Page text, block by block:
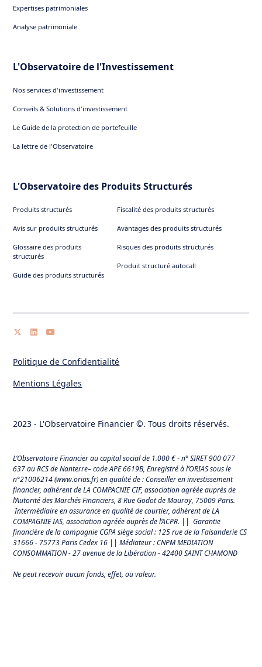
Expertises patrimoniales
Analyse patrimoniale
L'Observatoire de l'Investissement
Nos services d'investissement
Conseils & Solutions d'investissement
Le Guide de la protection de portefeuille
La lettre de l'Observatoire
L'Observatoire des Produits Structurés
Produits structurés
Avis sur produits structurés
Glossaire des produits
structurés
Guide des produits structurés
Fiscalité des produits structurés
Avantages des produits structurés
Risques des produits structurés
Produit structuré autocall
2023 - L'Observatoire Financier ©. Tous droits réservés.
Politique de Confidentialité
Mentions Légales
L’Observatoire Financier au capital social de 1.000 € - n° SIRET 900 077
637 au RCS de Nanterre– code APE 6619B, Enregistré à l’ORIAS sous le
n°21006214 (www.orias.fr) en qualité de : Conseiller en investissement
financier, adhérent de LA COMPACNIE CIF, association agréée auprès de
l’Autorité des Marchés Financiers, 8 Rue Godot de Mauroy, 75009 Paris.
Intermédiaire en assurance en qualité de courtier, adhérent de LA
COMPAGNIE IAS, association agréée auprès de l’ACPR. || Garantie
financière de la compagnie CGPA siège social : 125 rue de la Faisanderie CS
31666 - 75773 Paris Cedex 16 || Médiateur : CNPM MEDIATION
CONSOMMATION - 27 avenue de la Libération - 42400 SAINT CHAMOND
Ne peut recevoir aucun fonds, effet, ou valeur.